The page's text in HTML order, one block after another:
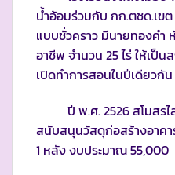
น้ำอ้อมร่วมกับ กก.ตชด.เขต
แบบชั่วคราว มีนายทองคำ
อาชีพ จำนวน 25 ไร่ ให้เป็
เปิดทำการสอนในปีเดียวกัน
ปี พ.ศ. 2526 สโมสรไล
สนับสนุนวัสดุก่อสร้างอาค
1 หลัง งบประมาณ 55,000